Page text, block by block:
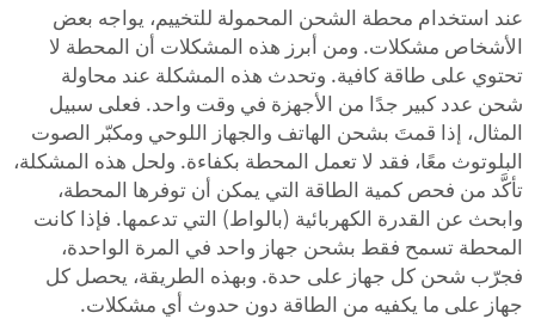
عند استخدام محطة الشحن المحمولة للتخييم، يواجه بعض
الأشخاص مشكلات. ومن أبرز هذه المشكلات أن المحطة لا
تحتوي على طاقة كافية. وتحدث هذه المشكلة عند محاولة
شحن عدد كبير جدًا من الأجهزة في وقت واحد. فعلى سبيل
المثال، إذا قمتَ بشحن الهاتف والجهاز اللوحي ومكبّر الصوت
البلوتوث معًا، فقد لا تعمل المحطة بكفاءة. ولحل هذه المشكلة،
تأكَّد من فحص كمية الطاقة التي يمكن أن توفرها المحطة،
وابحث عن القدرة الكهربائية (بالواط) التي تدعمها. فإذا كانت
المحطة تسمح فقط بشحن جهاز واحد في المرة الواحدة،
فجرّب شحن كل جهاز على حدة. وبهذه الطريقة، يحصل كل
جهاز على ما يكفيه من الطاقة دون حدوث أي مشكلات.